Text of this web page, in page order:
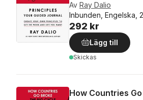
Av Ray Dalio
Inbunden, Engelska,
292 kr
Lägg till
Skickas
How Countries